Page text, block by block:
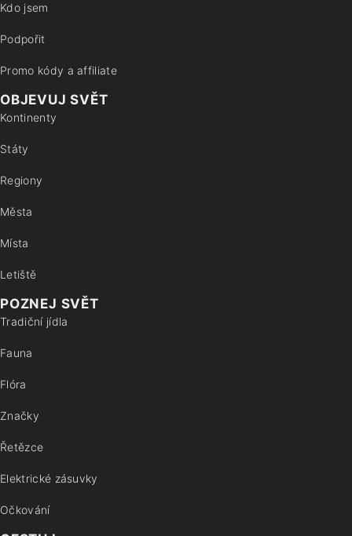
Kdo jsem
Podpořit
Promo kódy a affiliate
OBJEVUJ SVĚT
Kontinenty
Státy
Regiony
Města
Místa
Letiště
POZNEJ SVĚT
Tradiční jídla
Fauna
Flóra
Značky
Řetězce
Elektrické zásuvky
Očkování